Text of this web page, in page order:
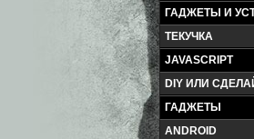
ГАДЖЕТЫ И
ТЕКУЧКА
JAVASCRIPT
DIY ИЛИ
ГАДЖЕТЫ
ANDROID